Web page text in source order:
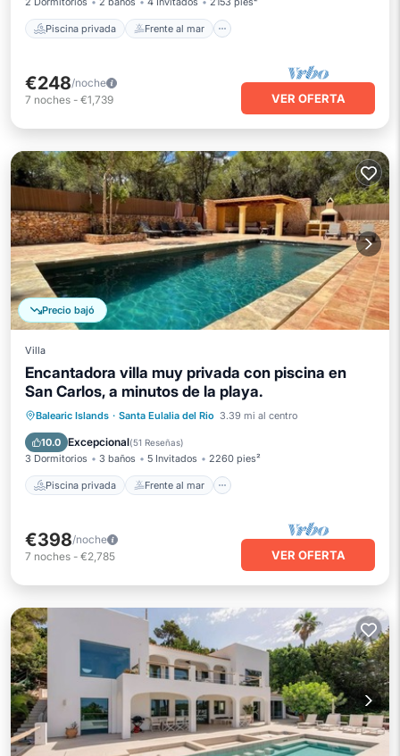
Piscina privada Frente al mar
€248/noche
7 noches - €1,739 VER OFERTA
Precio bajó
Villa
Encantadora villa muy privada con piscina en
San Carlos, a minutos de la playa.
Balearic Islands · Santa Eulalia del Rio 3.39 mi al centro
10.0 Excepcional(51 Reseñas)
3 Dormitorios 3 baños 5 Invitados 2260 pies²
Piscina privada Frente al mar
Piscina privada
Frente al mar
Aparcamiento
€398/noche
7 noches - €2,785 VER OFERTA